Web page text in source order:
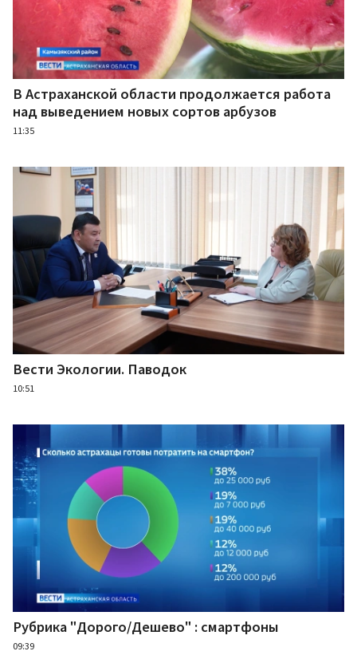
В Астраханской области продолжается работа
над выведением новых сортов арбузов
11:35
Вести Экологии. Паводок
10:51
Рубрика "Дорого/Дешево" : смартфоны
09:39